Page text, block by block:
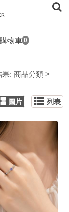
購物車 0
果: 商品分類 >
圖片 列表